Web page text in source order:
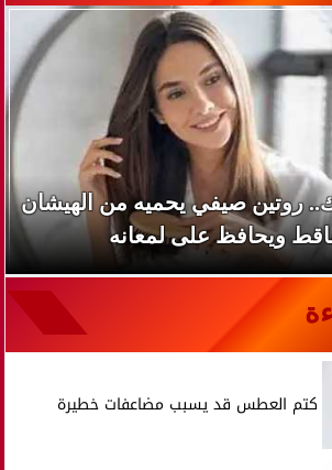
روتين صيفي يحميه من الهيشان
ويحافظ على لمعانه
كتم العطس قد يسبب مضاعفات خطيرة